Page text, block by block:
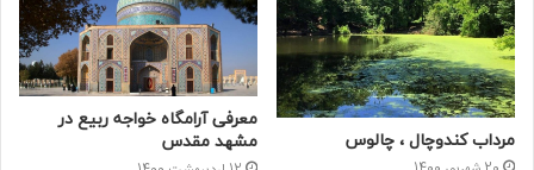
مرداب کندوچال ، چالوس
معرفی آرامگاه خواجه ربیع در
مشهد مقدس